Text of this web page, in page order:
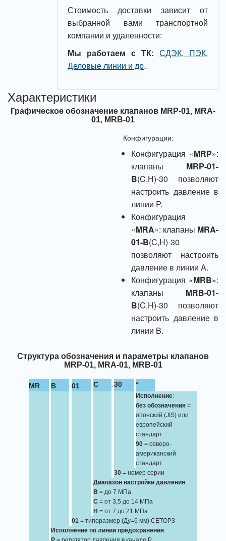
Стоимость доставки зависит от
выбранной вами транспортной
компании и удаленности:
Мы работаем с ТК:
СДЭК, ПЭК,
Деловые линии и др..
Характеристики
Графическое обозначение клапанов MRP-01, MRA-
01, MRB-01
Конфигурации:
Конфигурация «MRP»:
клапаны MRP-01-
B(C,H)-30 позволяют
настроить давление в
линии P.
Конфигурация
«MRA»: клапаны MRA-
01-B(C,H)-30
позволяют настроить
давление в линии A.
Конфигурация «MRB»:
клапаны MRB-01-
B(C,H)-30 позволяют
настроить давление в
линии B.
Структура обозначения и параметры клапанов
MRP-01, MRA-01, MRB-01
MR B -01 -C -30 *
Исполнение:
без обозначения =
японский (JIS) или
европейский
стандарт
90 = северо-
американский
стандарт
30 = номер серии
Диапазон настройки давления:
B = до 7 МПа
C = от 3,5 до 14 МПа
H = от 7 до 21 МПа
01 = типоразмер (Ду=6 мм) CETOP3
Исполнение по линии предохранения: